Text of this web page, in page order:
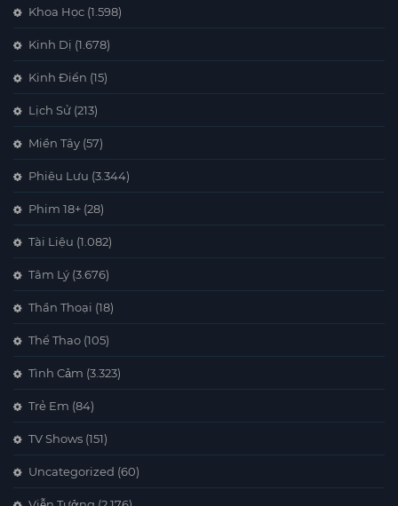
Khoa Học (1.598)
Kinh Dị (1.678)
Kinh Điển (15)
Lịch Sử (213)
Miền Tây (57)
Phiêu Lưu (3.344)
Phim 18+ (28)
Tài Liệu (1.082)
Tâm Lý (3.676)
Thần Thoại (18)
Thể Thao (105)
Tình Cảm (3.323)
Trẻ Em (84)
TV Shows (151)
Uncategorized (60)